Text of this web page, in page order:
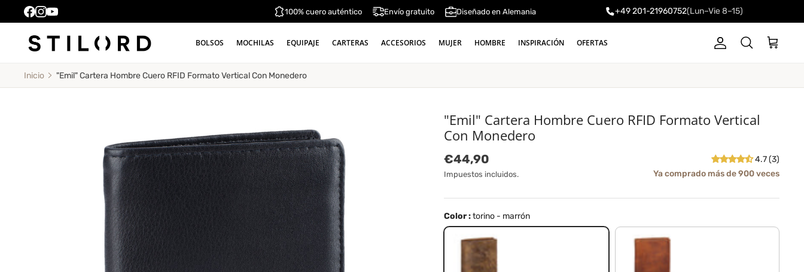
100% cuero auténtico Envío gratuito Diseñado en Alemania +49 201-21960752(Lun–Vie 8–15)
BOLSOS MOCHILAS EQUIPAJE CARTERAS ACCESORIOS MUJER HOMBRE INSPIRACIÓN OFERTAS CuentaBuscar Carrito
Inicio "Emil" Cartera Hombre Cuero RFID Formato Vertical Con Monedero
"Emil" Cartera Hombre Cuero RFID Formato Vertical
Con Monedero
Precio normal
€44,90
Impuestos incluidos.
4.7 (3)
Ya comprado más de 900 veces
Color :torino - marrón
torino - marrón prestige - marrón